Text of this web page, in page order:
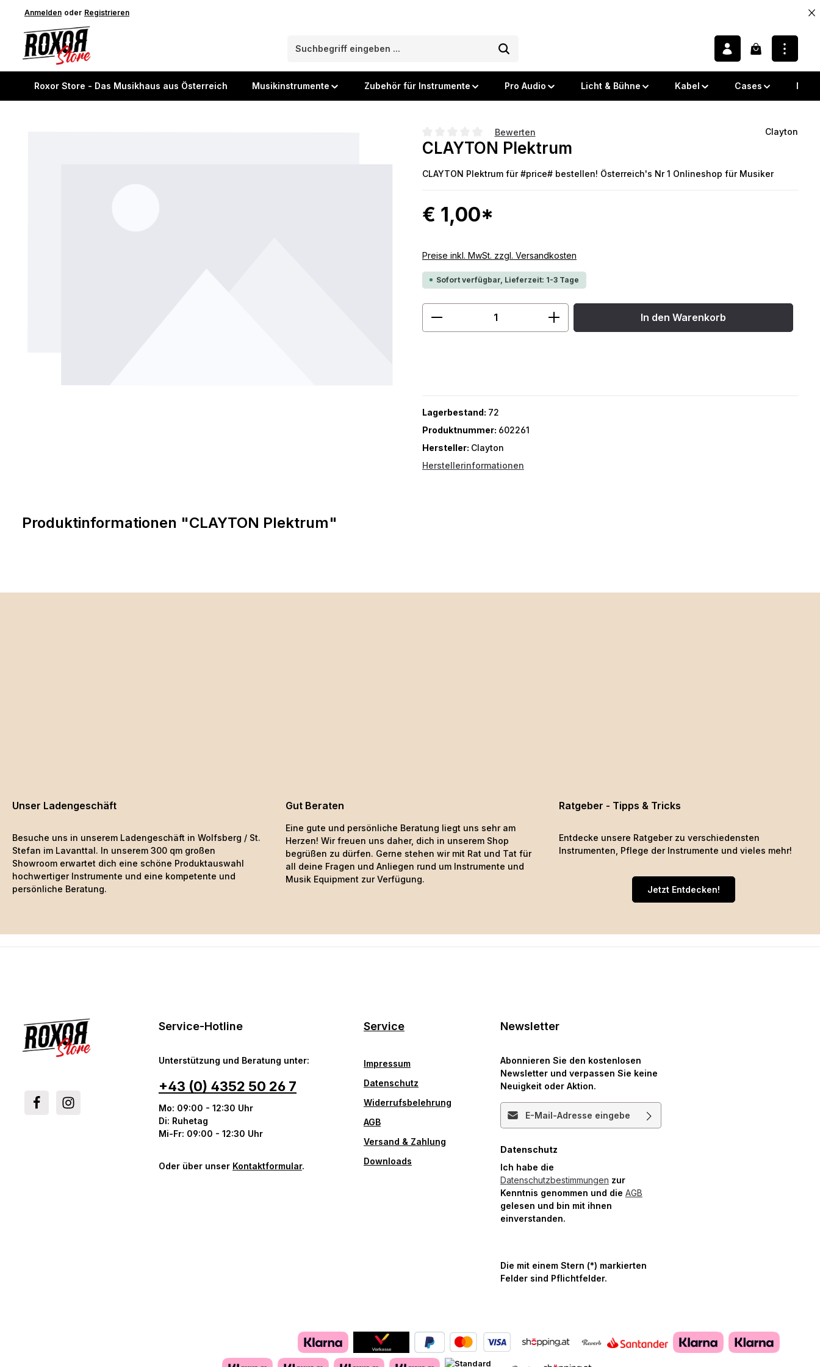
Zur Hauptnavigation springen
Anmelden oder Registrieren
Warenkorb
Roxor Store - Das Musikhaus aus Österreich Musikinstrumente Zubehör für Instrumente Pro Audio Licht & Bühne Kabel Cases
Durchschnittliche Bewertung von 0 von 5 Sternen
Bewerten Clayton
CLAYTON Plektrum
CLAYTON Plektrum für #price# bestellen! Österreich's Nr 1 Onlineshop für Musiker
€ 1,00*
Preise inkl. MwSt. zzgl. Versandkosten
Sofort verfügbar, Lieferzeit: 1-3 Tage
Produkt Anzahl: Gib den gewünschten Wert ein oder
In den Warenkorb
Lagerbestand: 72
Produktnummer: 602261
Hersteller: Clayton
Herstellerinformationen
Produktinformationen "CLAYTON Plektrum"
Unser Ladengeschäft
Besuche uns in unserem Ladengeschäft in Wolfsberg / St.
Stefan im Lavanttal. In unserem 300 qm großen
Showroom erwartet dich eine schöne Produktauswahl
hochwertiger Instrumente und eine kompetente und
persönliche Beratung.
Gut Beraten
Eine gute und persönliche Beratung liegt uns sehr am
Herzen! Wir freuen uns daher, dich in unserem Shop
begrüßen zu dürfen. Gerne stehen wir mit Rat und Tat für
all deine Fragen und Anliegen rund um Instrumente und
Musik Equipment zur Verfügung.
Ratgeber - Tipps & Tricks
Entdecke unsere Ratgeber zu verschiedensten
Instrumenten, Pflege der Instrumente und vieles mehr!
Jetzt Entdecken!
Service-Hotline
Unterstützung und Beratung unter:
+43 (0) 4352 50 26 7
Mo: 09:00 - 12:30 Uhr
Di: Ruhetag
Mi-Fr: 09:00 - 12:30 Uhr
Oder über unser Kontaktformular.
Service
Impressum
Datenschutz
Widerrufsbelehrung
AGB
Versand & Zahlung
Downloads
Newsletter
Abonnieren Sie den kostenlosen
Newsletter und verpassen Sie keine
Neuigkeit oder Aktion.
E-Mail-Adresse*
Datenschutz
Ich habe die
Datenschutzbestimmungen zur
Kenntnis genommen und die AGB
gelesen und bin mit ihnen
einverstanden.
Die mit einem Stern (*) markierten
Felder sind Pflichtfelder.